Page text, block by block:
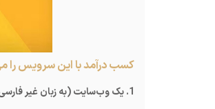
کسب درآمد با این سرویس را
1. یک وب‌سایت (به زبان غیر فارسی) راه‌اندازی کنید،